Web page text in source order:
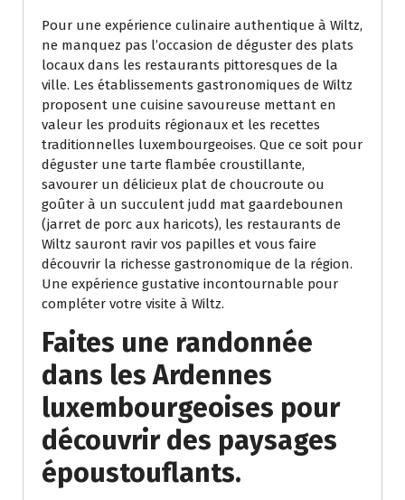
Pour une expérience culinaire authentique à Wiltz,
ne manquez pas l’occasion de déguster des plats
locaux dans les restaurants pittoresques de la
ville. Les établissements gastronomiques de Wiltz
proposent une cuisine savoureuse mettant en
valeur les produits régionaux et les recettes
traditionnelles luxembourgeoises. Que ce soit pour
déguster une tarte flambée croustillante,
savourer un délicieux plat de choucroute ou
goûter à un succulent judd mat gaardebounen
(jarret de porc aux haricots), les restaurants de
Wiltz sauront ravir vos papilles et vous faire
découvrir la richesse gastronomique de la région.
Une expérience gustative incontournable pour
compléter votre visite à Wiltz.
Faites une randonnée
dans les Ardennes
luxembourgeoises pour
découvrir des paysages
époustouflants.